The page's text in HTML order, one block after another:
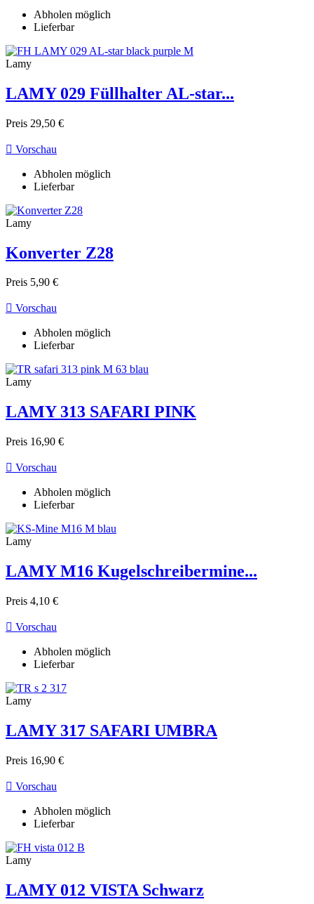
Abholen möglich
Lieferbar
Lamy
LAMY 029 Füllhalter AL-star...
Preis 29,50 €
 Vorschau
Abholen möglich
Lieferbar
Lamy
Konverter Z28
Preis 5,90 €
 Vorschau
Abholen möglich
Lieferbar
Lamy
LAMY 313 SAFARI PINK
Preis 16,90 €
 Vorschau
Abholen möglich
Lieferbar
Lamy
LAMY M16 Kugelschreibermine...
Preis 4,10 €
 Vorschau
Abholen möglich
Lieferbar
Lamy
LAMY 317 SAFARI UMBRA
Preis 16,90 €
 Vorschau
Abholen möglich
Lieferbar
Lamy
LAMY 012 VISTA Schwarz